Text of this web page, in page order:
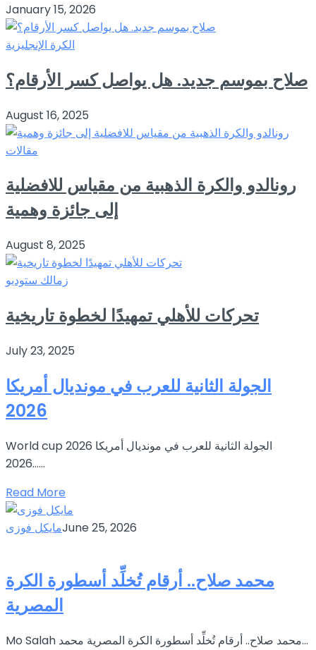
January 15, 2026
الكرة الإنجليزية
صلاح بموسم جديد. هل يواصل كسر الأرقام؟
August 16, 2025
مقالات
رونالدو والكرة الذهبية من مقياس للافضلية
إلى جائزة وهمية
August 8, 2025
زمالك ستوديو
تحركات للأهلي تمهيدًا لخطوة تاريخية
July 23, 2025
الجولة الثانية للعرب في مونديال أمريكا
2026
World cup 2026 الجولة الثانية للعرب في مونديال أمريكا
2026…...
Read More
مايكل فوزىJune 25, 2026
محمد صلاح.. أرقام تُخلِّد أسطورة الكرة
المصرية
Mo Salah محمد صلاح.. أرقام تُخلِّد أسطورة الكرة المصرية محمد...